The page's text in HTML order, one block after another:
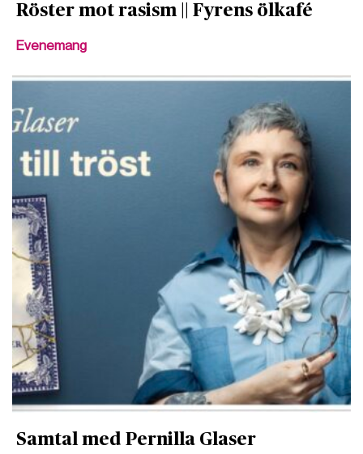
Röster mot rasism || Fyrens ölkafé
Evenemang
Samtal med Pernilla Glaser